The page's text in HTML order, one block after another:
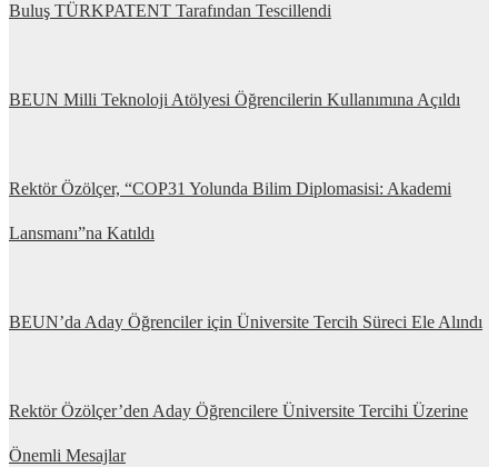
Buluş TÜRKPATENT Tarafından Tescillendi
BEUN Milli Teknoloji Atölyesi Öğrencilerin Kullanımına Açıldı
Rektör Özölçer, “COP31 Yolunda Bilim Diplomasisi: Akademi
Lansmanı”na Katıldı
BEUN’da Aday Öğrenciler için Üniversite Tercih Süreci Ele Alındı
Rektör Özölçer’den Aday Öğrencilere Üniversite Tercihi Üzerine
Önemli Mesajlar